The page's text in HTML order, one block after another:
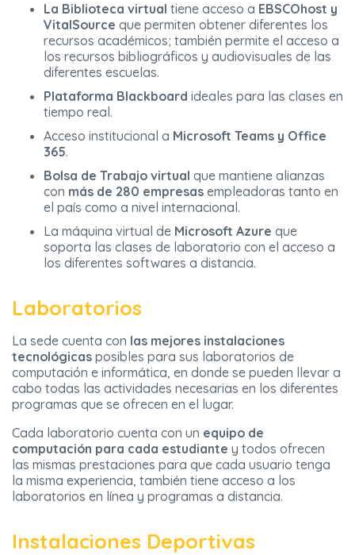
La Biblioteca virtual tiene acceso a EBSCOhost y
VitalSource que permiten obtener diferentes los
recursos académicos; también permite el acceso a
los recursos bibliográficos y audiovisuales de las
diferentes escuelas.
Plataforma Blackboard ideales para las clases en
tiempo real.
Acceso institucional a Microsoft Teams y Office
365.
Bolsa de Trabajo virtual que mantiene alianzas
con más de 280 empresas empleadoras tanto en
el país como a nivel internacional.
La máquina virtual de Microsoft Azure que
soporta las clases de laboratorio con el acceso a
los diferentes softwares a distancia.
Laboratorios
La sede cuenta con las mejores instalaciones
tecnológicas posibles para sus laboratorios de
computación e informática, en donde se pueden llevar a
cabo todas las actividades necesarias en los diferentes
programas que se ofrecen en el lugar.
Cada laboratorio cuenta con un equipo de
computación para cada estudiante y todos ofrecen
las mismas prestaciones para que cada usuario tenga
la misma experiencia, también tiene acceso a los
laboratorios en línea y programas a distancia.
Instalaciones Deportivas